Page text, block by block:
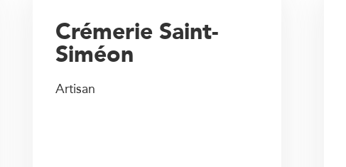
Crémerie Saint-
Siméon
Artisan